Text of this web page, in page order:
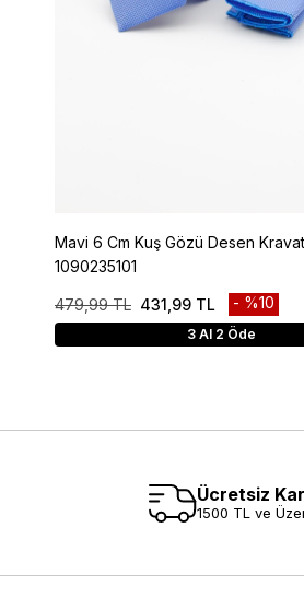
Mavi 6 Cm Kuş Gözü Desen Kravat
1090235101
431,99 TL
479,99 TL %10
3 Al 2 Öde
Ücretsiz
1500 TL ve